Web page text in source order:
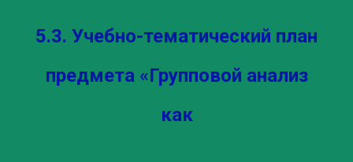
5.3. Учебно-тематический план
предмета «Групповой анализ
как